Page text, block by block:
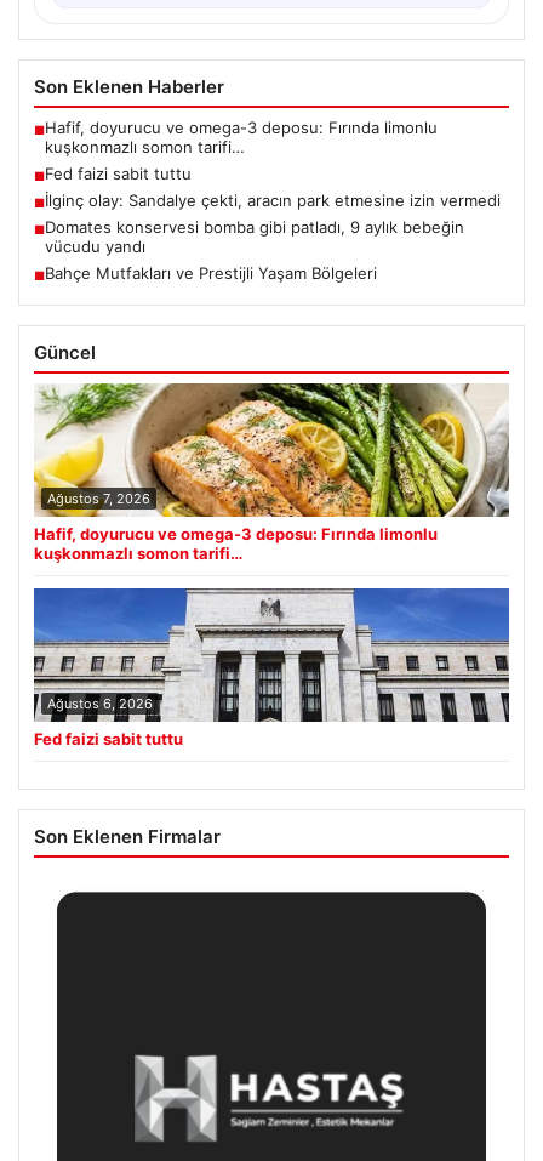
Son Eklenen Haberler
■Hafif, doyurucu ve omega-3 deposu: Fırında limonlu
kuşkonmazlı somon tarifi…
■Fed faizi sabit tuttu
■İlginç olay: Sandalye çekti, aracın park etmesine izin vermedi
■Domates konservesi bomba gibi patladı, 9 aylık bebeğin
vücudu yandı
■Bahçe Mutfakları ve Prestijli Yaşam Bölgeleri
Güncel
Ağustos 7, 2026
Hafif, doyurucu ve omega-3 deposu: Fırında limonlu
kuşkonmazlı somon tarifi…
Ağustos 6, 2026
Fed faizi sabit tuttu
Son Eklenen Firmalar